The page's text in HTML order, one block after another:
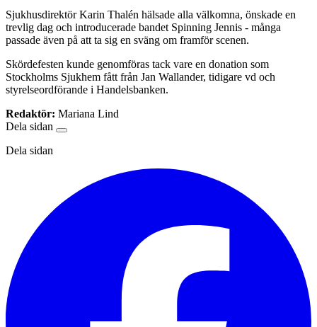
Sjukhusdirektör Karin Thalén hälsade alla välkomna, önskade en
trevlig dag och introducerade bandet Spinning Jennis - många
passade även på att ta sig en sväng om framför scenen.
Skördefesten kunde genomföras tack vare en donation som
Stockholms Sjukhem fått från Jan Wallander, tidigare vd och
styrelseordförande i Handelsbanken.
Redaktör: Mariana Lind
Dela sidan
Dela sidan